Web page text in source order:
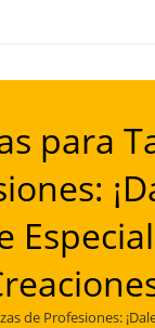
para
de Profesiones: